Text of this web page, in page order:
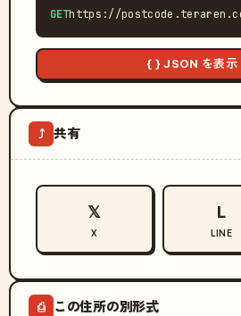
GEThttps://
{ } JSON を表示
⤴ 共有
𝕏
X
L
LINE
⎙ この住所の別形式